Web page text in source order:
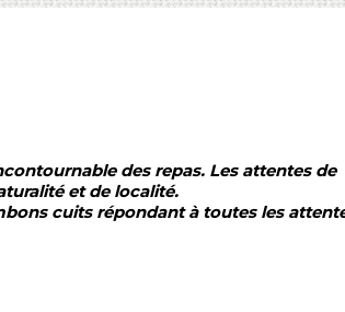
des repas. Les attentes de
et de localité.
cuits répondant à toutes les